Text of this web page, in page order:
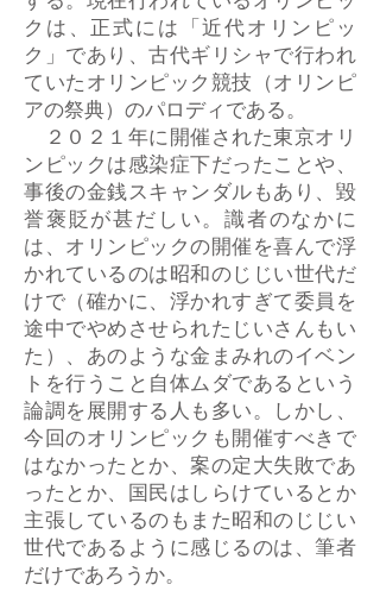
クは、正式には「近代オリンピッ
ク」であり、古代ギリシャで行われ
ていたオリンピック競技（オリンピ
アの祭典）のパロディである。
２０２１年に開催された東京オリ
ンピックは感染症下だったことや、
事後の金銭スキャンダルもあり、毀
誉褒貶が甚だしい。識者のなかに
は、オリンピックの開催を喜んで浮
かれているのは昭和のじじい世代だ
けで（確かに、浮かれすぎて委員を
途中でやめさせられたじいさんもい
た）、あのような金まみれのイベン
トを行うこと自体ムダであるという
論調を展開する人も多い。しかし、
今回のオリンピックも開催すべきで
はなかったとか、案の定大失敗であ
ったとか、国民はしらけているとか
主張しているのもまた昭和のじじい
世代であるように感じるのは、筆者
だけであろうか。